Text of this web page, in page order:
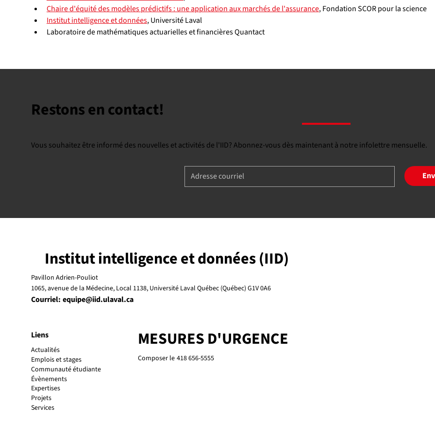
Chaire d'équité des modèles prédictifs : une application aux marchés de l'assurance, Fondation SCOR pour la science
Institut intelligence et données, Université Laval
Laboratoire de mathématiques actuarielles et financières Quantact
Restons en contact!
Vous souhaitez être informé des nouvelles et activités de l'IID? Abonnez-vous dès maintenant à notre infolettre mensuelle.
Liens
Actualités
Emplois et stages
Communauté étudiante
Évènements
Expertises
Projets
Services
MESURES D'URGENCE
Composer le 418 656-5555
Institut intelligence et données (IID)
Pavillon Adrien-Pouliot
1065, avenue de la Médecine, Local 1138, Université Laval Québec (Québec) G1V 0A6
Courriel: equipe@iid.ulaval.ca